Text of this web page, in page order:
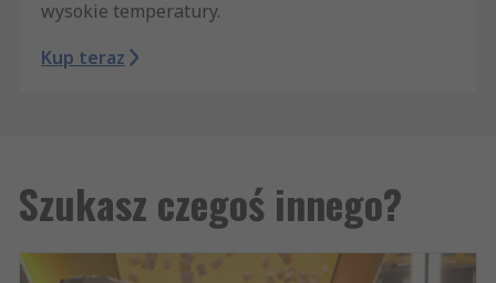
wysokie temperatury.
Kup teraz
Szukasz czegoś innego?